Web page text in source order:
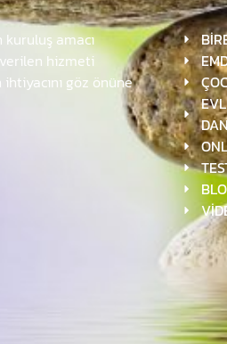
kuruluş amacı
hizmeti
göz önüne